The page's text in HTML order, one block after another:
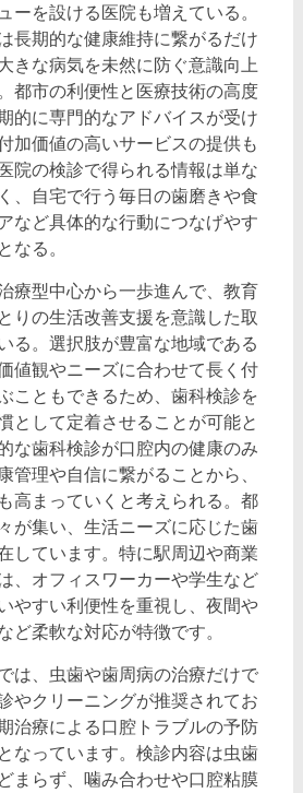
ーを設ける医院も増えている。
長期的な健康維持に繋がるだけ
きな病気を未然に防ぐ意識向上
都市の利便性と医療技術の高度
的に専門的なアドバイスが受け
加価値の高いサービスの提供も
院の検診で得られる情報は単な
、自宅で行う毎日の歯磨きや食
など具体的な行動につなげやす
なる。
療型中心から一歩進んで、教育
りの生活改善支援を意識した取
る。選択肢が豊富な地域である
値観やニーズに合わせて長く付
こともできるため、歯科検診を
として定着させることが可能と
な歯科検診が口腔内の健康のみ
管理や自信に繋がることから、
高まっていくと考えられる。都
が集い、生活ニーズに応じた歯
しています。特に駅周辺や商業
、オフィスワーカーや学生など
やすい利便性を重視し、夜間や
ど柔軟な対応が特徴です。
は、虫歯や歯周病の治療だけで
やクリーニングが推奨されてお
治療による口腔トラブルの予防
なっています。検診内容は虫歯
まらず、噛み合わせや口腔粘膜